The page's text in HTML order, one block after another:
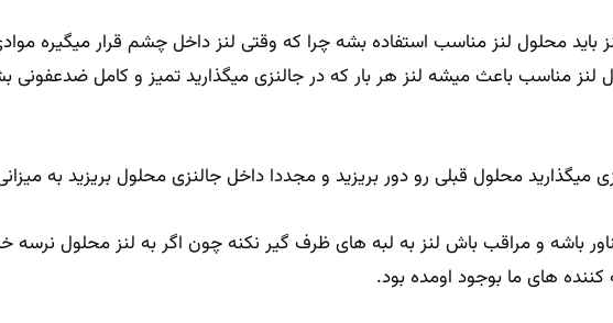
باید محلول لنز مناسب استفاده بشه چرا که وقتی لنز داخل چشم قرار میگیره
مناسب باعث میشه لنز هر بار که در جالنزی میگذارید تمیز و کامل ضدعفونی
باشه و مراقب باش لنز به لبه های ظرف گیر نکنه چون اگر به لنز محلول
های ما بوجود اومده بود.